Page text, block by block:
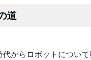
道
代からロボットについ